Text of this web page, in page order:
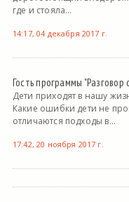
где и стояла...
14:17, 04 декабря 2017 г.
Гость программы
Дети приходят в нашу
Какие ошибки дети не
отличаются подходы в...
17:42, 20 ноября 2017 г.